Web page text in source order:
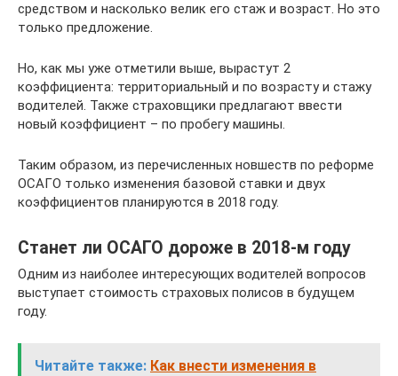
средством и насколько велик его стаж и возраст. Но это
только предложение.
Но, как мы уже отметили выше, вырастут 2
коэффициента: территориальный и по возрасту и стажу
водителей. Также страховщики предлагают ввести
новый коэффициент – по пробегу машины.
Таким образом, из перечисленных новшеств по реформе
ОСАГО только изменения базовой ставки и двух
коэффициентов планируются в 2018 году.
Станет ли ОСАГО дороже в 2018-м году
Одним из наиболее интересующих водителей вопросов
выступает стоимость страховых полисов в будущем
году.
Читайте также: Как внести изменения в